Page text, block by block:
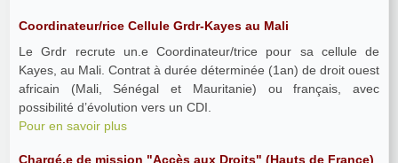
Coordinateur/rice Cellule Grdr-Kayes au Mali
Le Grdr recrute un.e Coordinateur/trice pour sa cellule de
Kayes, au Mali. Contrat à durée déterminée (1an) de droit ouest
africain (Mali, Sénégal et Mauritanie) ou français, avec
possibilité d’évolution vers un CDI.
Pour en savoir plus
Chargé.e de mission "Accès aux Droits" (Hauts de France)